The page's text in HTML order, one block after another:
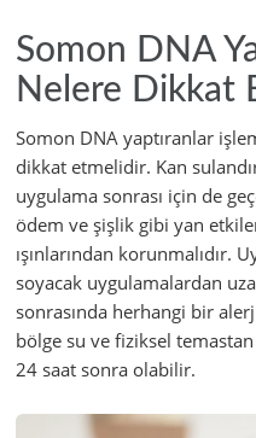
Somon DNA
Nelere Dikkat
Somon DNA yaptıranlar
dikkat etmelidir. Kan
uygulama sonrası için de
ödem ve şişlik gibi yan
ışınlarından korunmalıdır.
soyacak uygulamalardan
sonrasında herhangi bir
bölge su ve fiziksel
24 saat sonra olabilir.